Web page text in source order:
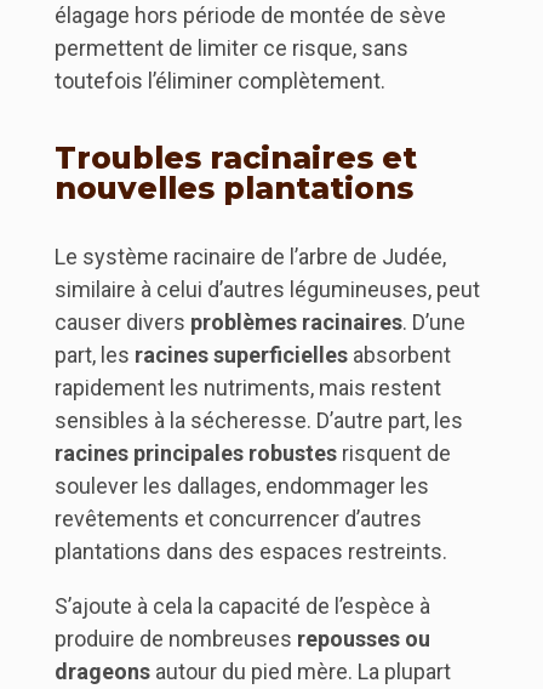
élagage hors période de montée de sève
permettent de limiter ce risque, sans
toutefois l’éliminer complètement.
Troubles racinaires et
nouvelles plantations
Le système racinaire de l’arbre de Judée,
similaire à celui d’autres légumineuses, peut
causer divers problèmes racinaires. D’une
part, les racines superficiellesabsorbent
rapidement les nutriments, mais restent
sensibles à la sécheresse. D’autre part, les
racines principales robustesrisquent de
soulever les dallages, endommager les
revêtements et concurrencer d’autres
plantations dans des espaces restreints.
S’ajoute à cela la capacité de l’espèce à
produire de nombreuses repousses ou
drageonsautour du pied mère. La plupart